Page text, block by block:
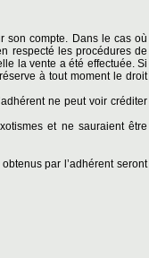
son compte. Dans le cas où
respecté les procédures de
la vente a été effectuée. Si
à tout moment le droit
ne peut voir créditer
et ne sauraient être
par l’adhérent seront